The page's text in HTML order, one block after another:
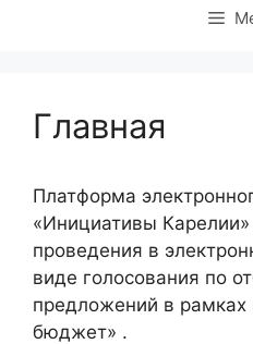
Главная
Платформа
«Инициативы
проведения в
виде голосования по
предложений в
бюджет» .